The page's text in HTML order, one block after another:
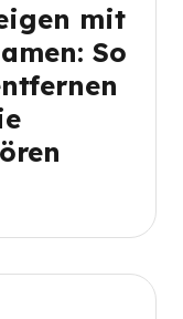
mit
So